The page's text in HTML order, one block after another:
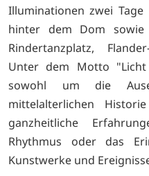
Illuminationen zwei
hinter dem Dom
Rindertanzplatz,
Unter dem Motto
sowohl um die
mittelalterlichen
ganzheitliche
Rhythmus oder das
Kunstwerke und